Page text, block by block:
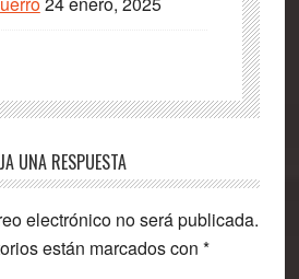
UNA RESPUESTA
electrónico no será publicada.
están marcados con *